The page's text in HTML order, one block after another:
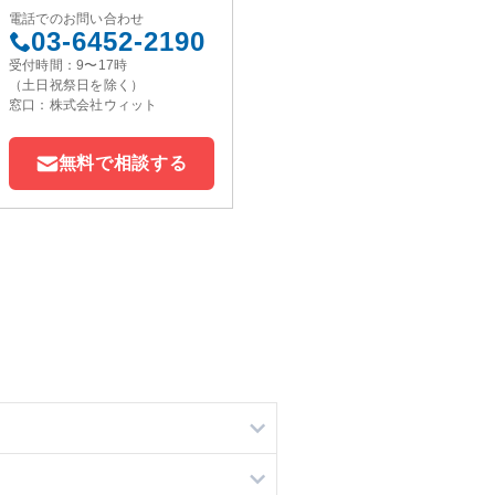
電話でのお問い合わせ
03-6452-2190
受付時間：9〜17時
（土日祝祭日を除く）
窓口：株式会社ウィット
無料で相談する